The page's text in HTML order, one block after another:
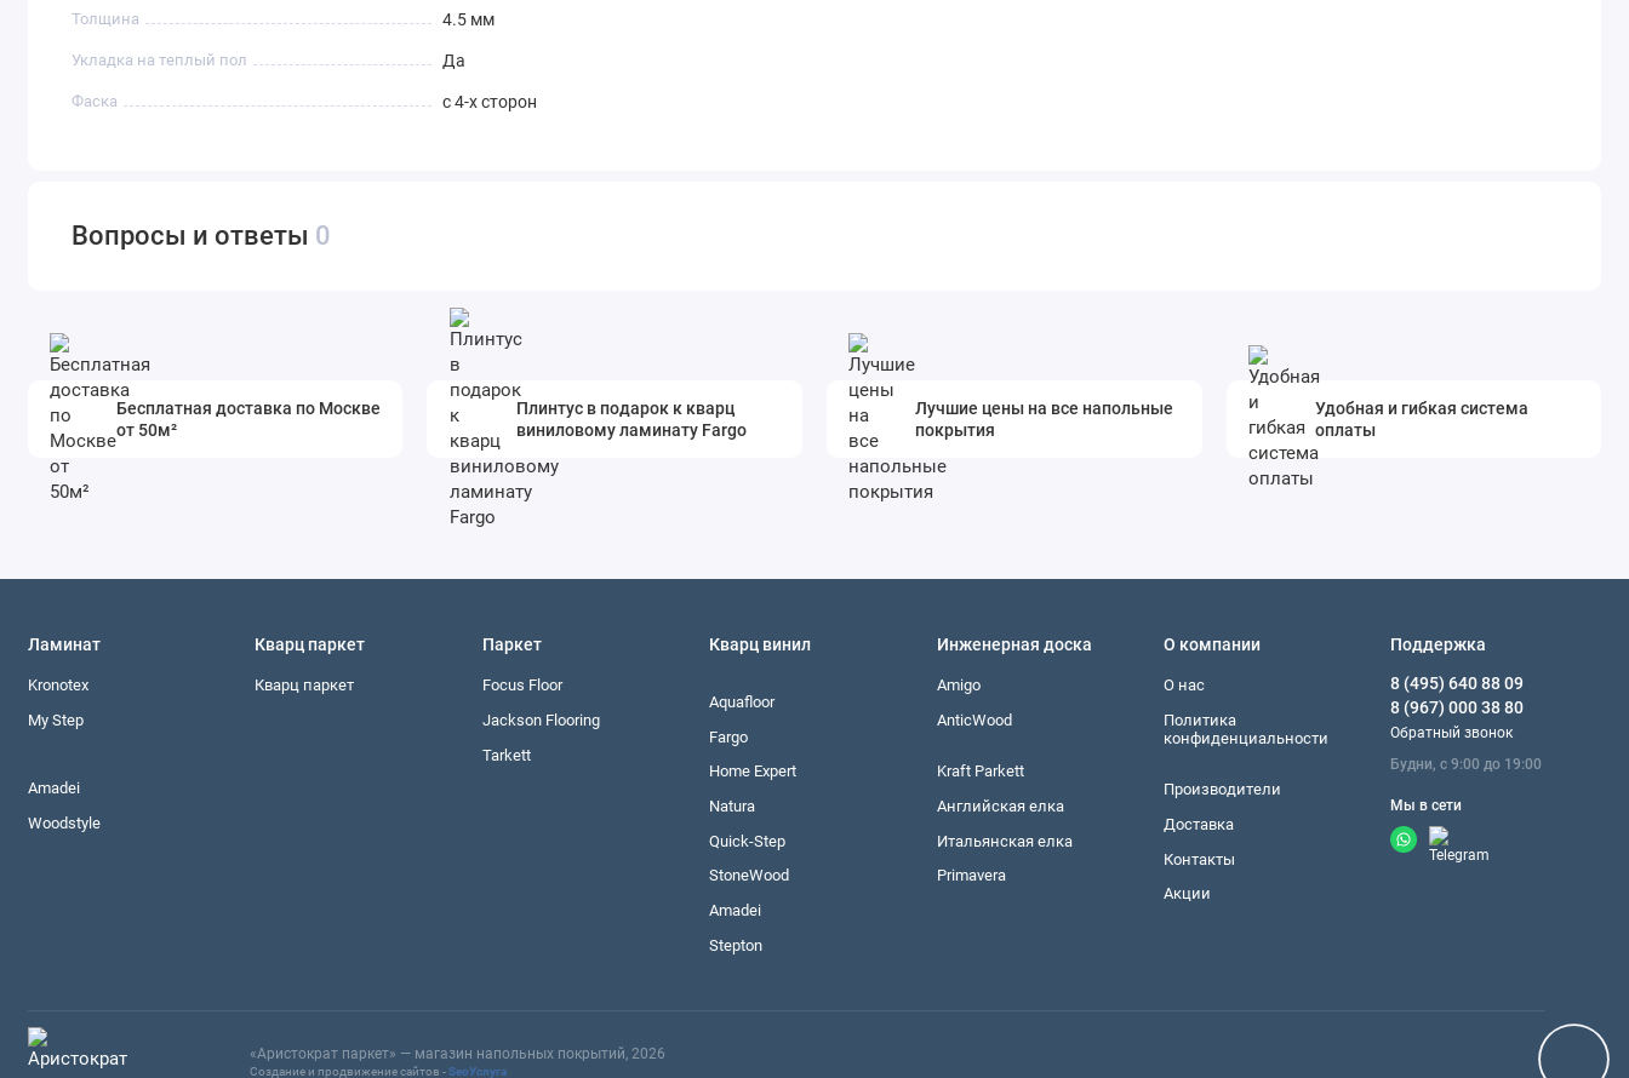
Толщина 4.5 мм
Укладка на теплый пол Да
Фаска с 4-х сторон
Вопросы и ответы 0
Бесплатная доставка по Москве
от 50м²
Плинтус в подарок к кварц
виниловому ламинату Fargo
Лучшие цены на все напольные
покрытия
Удобная и гибкая система
оплаты
Ламинат
Kronotex
My Step
Amadei
Woodstyle
Кварц паркет
Кварц паркет
Паркет
Focus Floor
Jackson Flooring
Tarkett
Кварц винил
Aquafloor
Fargo
Home Expert
Natura
Quick-Step
StoneWood
Amadei
Stepton
Инженерная доска
Amigo
AnticWood
Kraft Parkett
Английская елка
Итальянская елка
Primavera
О компании
О нас
Политика
конфиденциальности
Производители
Доставка
Контакты
Акции
Поддержка
8 (495) 640 88 09
8 (967) 000 38 80
Обратный звонок
Будни, с 9:00 до 19:00
Мы в сети
«Аристократ паркет» — магазин напольных покрытий, 2026
Создание и продвижение сайтов -SeoУслуга